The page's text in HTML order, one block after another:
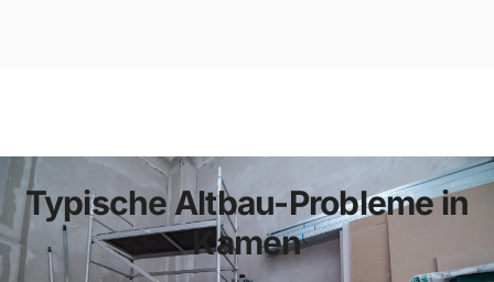
Typische Altbau-Probleme in
Kamen